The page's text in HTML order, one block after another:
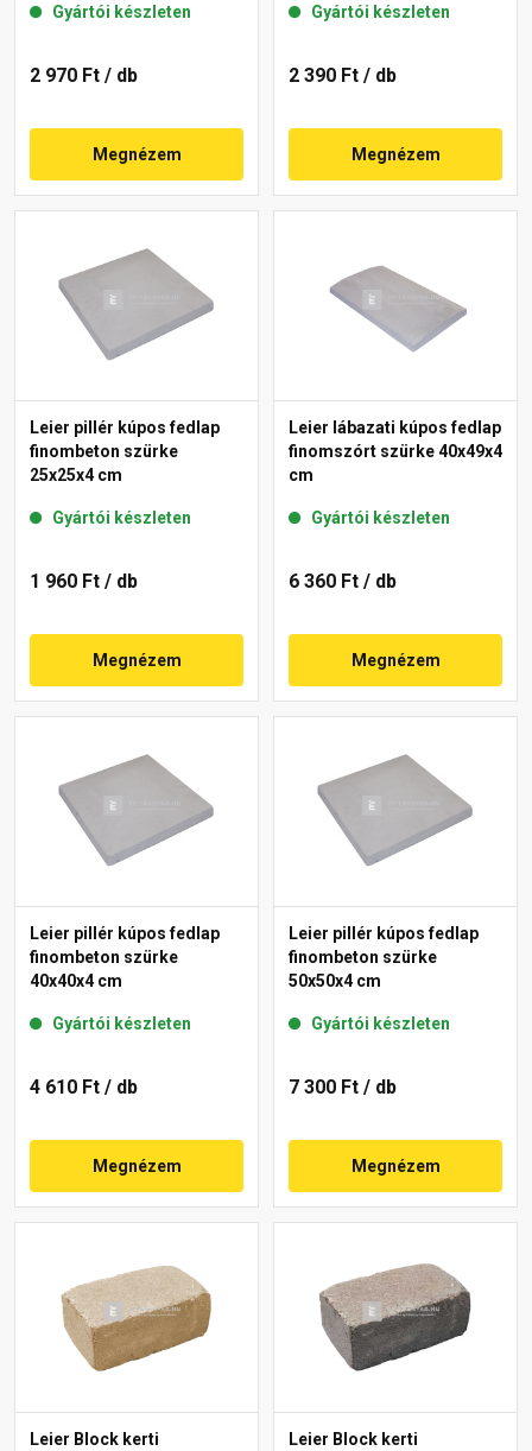
Gyártói készleten
2 970 Ft / db
Megnézem
Gyártói készleten
2 390 Ft / db
Megnézem
Leier pillér kúpos fedlap
finombeton szürke
25x25x4 cm
Gyártói készleten
1 960 Ft / db
Megnézem
Leier lábazati kúpos fedlap
finomszórt szürke 40x49x4
cm
Gyártói készleten
6 360 Ft / db
Megnézem
Leier pillér kúpos fedlap
finombeton szürke
40x40x4 cm
Gyártói készleten
4 610 Ft / db
Megnézem
Leier pillér kúpos fedlap
finombeton szürke
50x50x4 cm
Gyártói készleten
7 300 Ft / db
Megnézem
Leier Block kerti Leier Block kerti